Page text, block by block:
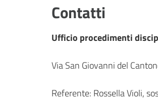
Contatti
Ufficio procedimenti
Via San Giovanni del
Referente: Rossella Violi,